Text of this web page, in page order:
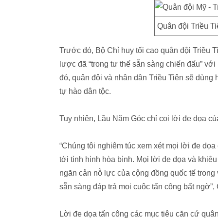
Quân đội Triều
Trước đó, Bộ Chỉ huy tối cao quân đội Triều
lược đã “trong tư thế sẵn sàng chiến đấu”
đó, quân đội và nhân dân Triều Tiên sẽ
tự hào dân tộc.
Tuy nhiên, Lầu Năm Góc chỉ coi lời đe dọa
“Chúng tôi nghiêm túc xem xét mọi lời đe
tới tình hình hòa bình. Mọi lời đe dọa và
ngăn cản nỗ lực của cộng đồng quốc tế
sẵn sàng đáp trả mọi cuộc tấn công bất
Lời đe dọa tấn công các mục tiêu căn cứ